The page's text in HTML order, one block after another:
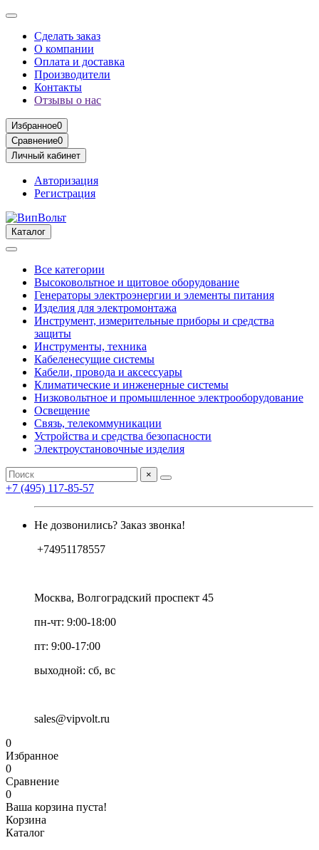
Сделать заказ
О компании
Оплата и доставка
Производители
Контакты
Отзывы о нас
Избранное0
Сравнение0
Личный кабинет
Авторизация
Регистрация
Каталог
Все категории
Высоковольтное и щитовое оборудование
Генераторы электроэнергии и элементы питания
Изделия для электромонтажа
Инструмент, измерительные приборы и средства
защиты
Инструменты, техника
Кабеленесущие системы
Кабели, провода и аксессуары
Климатические и инженерные системы
Низковольтное и промышленное электрооборудование
Освещение
Связь, телекоммуникации
Устройства и средства безопасности
Электроустановочные изделия
×
+7 (495) 117-85-57
Не дозвонились? Заказ звонка!
+74951178557
Москва, Волгоградский проспект 45
пн-чт: 9:00-18:00
пт: 9:00-17:00
выходной: сб, вс
sales@vipvolt.ru
0
Избранное
0
Сравнение
0
Ваша корзина пуста!
Корзина
Каталог